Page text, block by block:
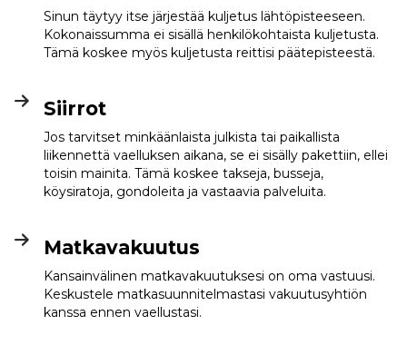
Sinun täytyy itse järjestää kuljetus lähtöpisteeseen.
Kokonaissumma ei sisällä henkilökohtaista kuljetusta.
Tämä koskee myös kuljetusta reittisi päätepisteestä.
Siirrot
Jos tarvitset minkäänlaista julkista tai paikallista
liikennettä vaelluksen aikana, se ei sisälly pakettiin, ellei
toisin mainita. Tämä koskee takseja, busseja,
köysiratoja, gondoleita ja vastaavia palveluita.
Matkavakuutus
Kansainvälinen matkavakuutuksesi on oma vastuusi.
Keskustele matkasuunnitelmastasi vakuutusyhtiön
kanssa ennen vaellustasi.